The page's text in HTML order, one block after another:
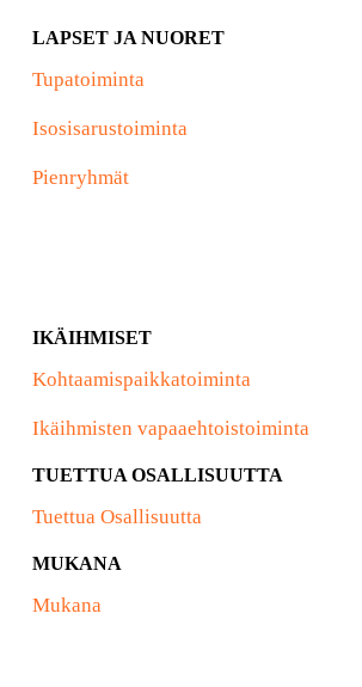
LAPSET JA NUORET
Tupatoiminta
Isosisarustoiminta
Pienryhmät
IKÄIHMISET
Kohtaamispaikkatoiminta
Ikäihmisten vapaaehtoistoiminta
TUETTUA OSALLISUUTTA
Tuettua Osallisuutta
MUKANA
Mukana